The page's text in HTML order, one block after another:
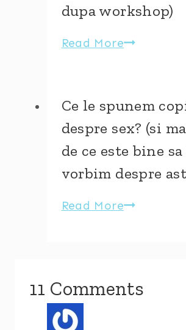
dupa workshop)
Read MoreNevoile
cele
ale
–
Cum
le
Ce le spunem
despre sex? (si
de ce este bine sa
vorbim despre
Read MoreCe
despre
11 Comments